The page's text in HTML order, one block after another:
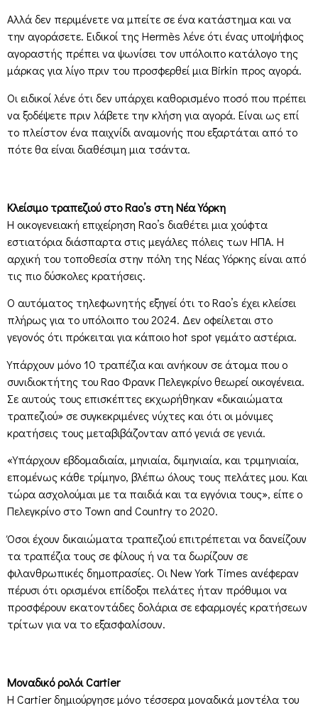
Αλλά δεν περιμένετε να μπείτε σε ένα κατάστημα και να
την αγοράσετε. Ειδικοί της Hermès λένε ότι ένας υποψήφιος
αγοραστής πρέπει να ψωνίσει τον υπόλοιπο κατάλογο της
μάρκας για λίγο πριν του προσφερθεί μια Birkin προς αγορά.
Οι ειδικοί λένε ότι δεν υπάρχει καθορισμένο ποσό που πρέπει
να ξοδέψετε πριν λάβετε την κλήση για αγορά. Είναι ως επί
το πλείστον ένα παιχνίδι αναμονής που εξαρτάται από το
πότε θα είναι διαθέσιμη μια τσάντα.
Κλείσιμο τραπεζιού στο Rao’s στη Νέα Υόρκη
Η οικογενειακή επιχείρηση Rao’s διαθέτει μια χούφτα
εστιατόρια διάσπαρτα στις μεγάλες πόλεις των ΗΠΑ. Η
αρχική του τοποθεσία στην πόλη της Νέας Υόρκης είναι από
τις πιο δύσκολες κρατήσεις.
Ο αυτόματος τηλεφωνητής εξηγεί ότι το Rao’s έχει κλείσει
πλήρως για το υπόλοιπο του 2024. Δεν οφείλεται στο
γεγονός ότι πρόκειται για κάποιο hot spot γεμάτο αστέρια.
Υπάρχουν μόνο 10 τραπέζια και ανήκουν σε άτομα που ο
συνιδιοκτήτης του Rao Φρανκ Πελεγκρίνο θεωρεί οικογένεια.
Σε αυτούς τους επισκέπτες εκχωρήθηκαν «δικαιώματα
τραπεζιού» σε συγκεκριμένες νύχτες και ότι οι μόνιμες
κρατήσεις τους μεταβιβάζονταν από γενιά σε γενιά.
«Υπάρχουν εβδομαδιαία, μηνιαία, διμηνιαία, και τριμηνιαία,
επομένως κάθε τρίμηνο, βλέπω όλους τους πελάτες μου. Και
τώρα ασχολούμαι με τα παιδιά και τα εγγόνια τους», είπε ο
Πελεγκρίνο στο Town and Country το 2020.
Όσοι έχουν δικαιώματα τραπεζιού επιτρέπεται να δανείζουν
τα τραπέζια τους σε φίλους ή να τα δωρίζουν σε
φιλανθρωπικές δημοπρασίες. Οι New York Times ανέφεραν
πέρυσι ότι ορισμένοι επίδοξοι πελάτες ήταν πρόθυμοι να
προσφέρουν εκατοντάδες δολάρια σε εφαρμογές κρατήσεων
τρίτων για να το εξασφαλίσουν.
Μοναδικό ρολόι Cartier
Η Cartier δημιούργησε μόνο τέσσερα μοναδικά μοντέλα του